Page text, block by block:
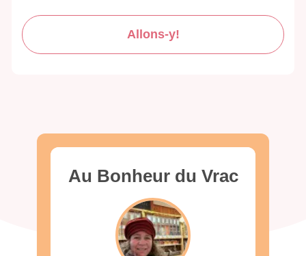
Allons-y!
Au Bonheur du Vrac